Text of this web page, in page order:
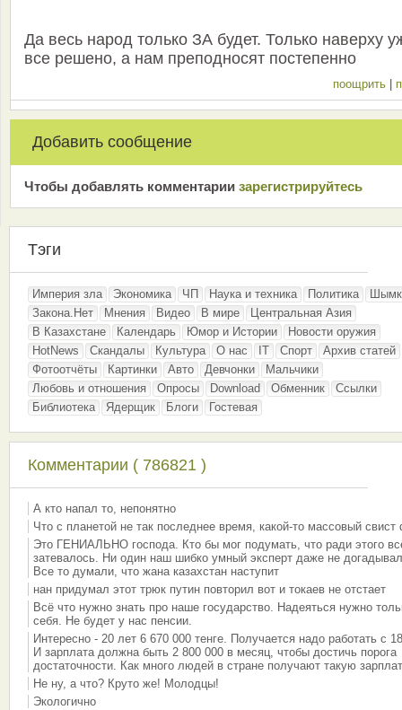
Да весь народ только ЗА будет. Только наверху
все решено, а нам преподносят постепенно
поощрить
Добавить сообщение
Чтобы добавлять комментарии зарeгиcтрирyйтeсь
Тэги
Империя зла Экономика ЧП Наука и техника Политика
Закона.Нет
Мнения Видео В мире
Центральная Азия
В Казахстане
Календарь Юмор и Истории
Новости оружия
HotNews
Скандалы Культура О нас IT Спорт
Архив статей
Фотоотчёты
Картинки Авто Девчонки
Мальчики
Любовь и отношения
Опросы Download Обменник
Ссылки
Библиотека
Ядерщик Блоги Гостевая
Комментарии ( 786821 )
А кто напал то, непонятно
Что с планетой не так последнее время, какой-то массовый свист
Это ГЕНИАЛЬНО господа. Кто бы мог подумать, что ради этого
затевалось. Ни один наш шибко умный эксперт даже не
Все то думали, что жана казахстан наступит
нан придумал этот трюк путин повторил вот и токаев не отстает
Всё что нужно знать про наше государство. Надеяться нужно
себя. Не будет у нас пенсии.
Интересно - 20 лет 6 670 000 тенге. Получается надо работать с
И зарплата должна быть 2 800 000 в месяц, чтобы достичь порога
достаточности. Как много людей в стране получают такую
Не ну, а что? Круто же! Молодцы!
Экологично